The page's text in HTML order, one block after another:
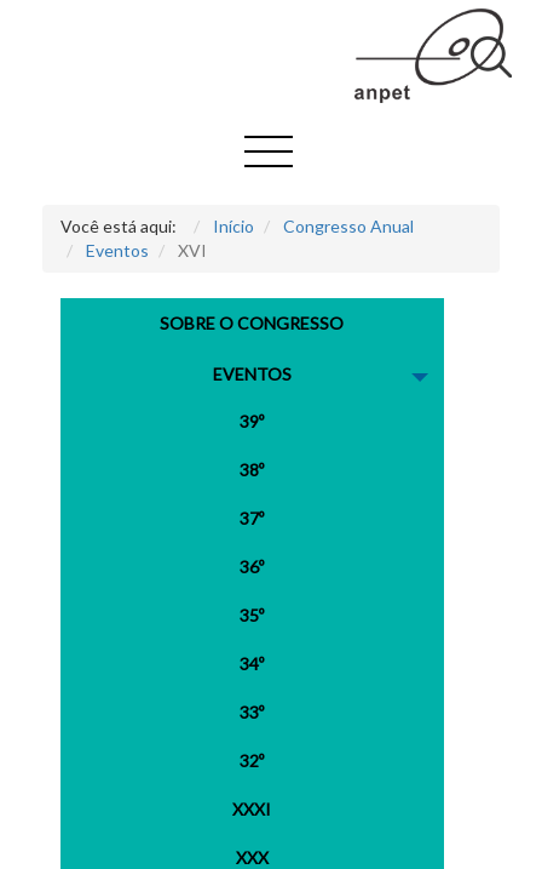
Você está aqui: Início
Congresso Anual
Eventos
XVI
SOBRE O CONGRESSO
EVENTOS
39º
38º
37º
36º
35º
34º
33º
32º
XXXI
XXX